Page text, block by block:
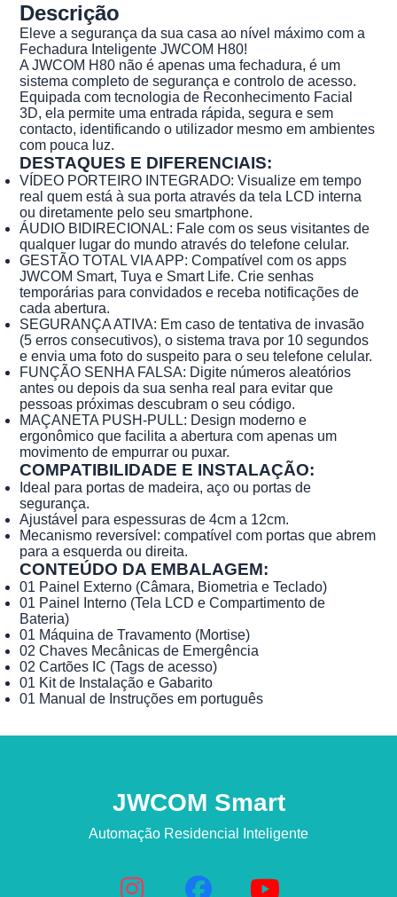
Descrição
Eleve a segurança da sua casa ao nível máximo com a
Fechadura Inteligente JWCOM H80!
A JWCOM H80 não é apenas uma fechadura, é um
sistema completo de segurança e controlo de acesso.
Equipada com tecnologia de Reconhecimento Facial
3D, ela permite uma entrada rápida, segura e sem
contacto, identificando o utilizador mesmo em ambientes
com pouca luz.
DESTAQUES E DIFERENCIAIS:
VÍDEO PORTEIRO INTEGRADO: Visualize em tempo
real quem está à sua porta através da tela LCD interna
ou diretamente pelo seu smartphone.
ÁUDIO BIDIRECIONAL: Fale com os seus visitantes de
qualquer lugar do mundo através do telefone celular.
GESTÃO TOTAL VIA APP: Compatível com os apps
JWCOM Smart, Tuya e Smart Life. Crie senhas
temporárias para convidados e receba notificações de
cada abertura.
SEGURANÇA ATIVA: Em caso de tentativa de invasão
(5 erros consecutivos), o sistema trava por 10 segundos
e envia uma foto do suspeito para o seu telefone celular.
FUNÇÃO SENHA FALSA: Digite números aleatórios
antes ou depois da sua senha real para evitar que
pessoas próximas descubram o seu código.
MAÇANETA PUSH-PULL: Design moderno e
ergonômico que facilita a abertura com apenas um
movimento de empurrar ou puxar.
COMPATIBILIDADE E INSTALAÇÃO:
Ideal para portas de madeira, aço ou portas de
segurança.
Ajustável para espessuras de 4cm a 12cm.
Mecanismo reversível: compatível com portas que abrem
para a esquerda ou direita.
CONTEÚDO DA EMBALAGEM:
01 Painel Externo (Câmara, Biometria e Teclado)
01 Painel Interno (Tela LCD e Compartimento de
Bateria)
01 Máquina de Travamento (Mortise)
02 Chaves Mecânicas de Emergência
02 Cartões IC (Tags de acesso)
01 Kit de Instalação e Gabarito
01 Manual de Instruções em português
JWCOM Smart
Automação Residencial Inteligente